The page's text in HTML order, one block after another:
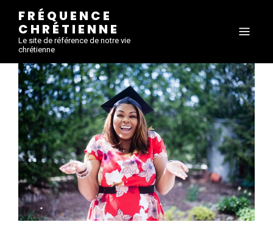
FRÉQUENCE
CHRÉTIENNE
Le site de référence de notre vie
chrétienne